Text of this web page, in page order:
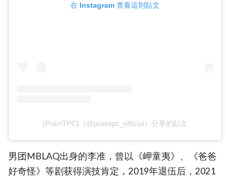
在 Instagram 查看這則貼文
(PrainTPC)（@praintpc_official）分享的貼文
男团MBLAQ出身的李准，曾以《岬童夷》、《爸爸
好奇怪》等剧获得演技肯定，2019年退伍后，2021